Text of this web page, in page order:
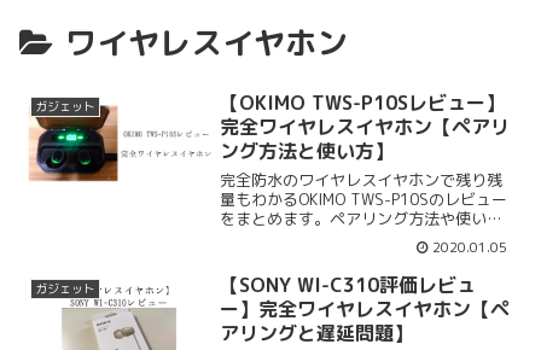
ワイヤレスイヤホン
ガジェット
【OKIMO TWS-P10Sレビュー】
完全ワイヤレスイヤホン【ペアリ
ング方法と使い方】
完全防水のワイヤレスイヤホンで残り残
量もわかるOKIMO TWS-P10Sのレビュー
をまとめます。ペアリング方法や使い方
を紹介。片耳しか聞こえない時はリセッ
トしましょう。OKIMO TWS-P10Sのレビ
ュー、ペアリング、使い方、価格、付属
品をまとめます。
2020.01.05
ガジェット
【SONY WI-C310評価レビュ
ー】完全ワイヤレスイヤホン【ペ
アリングと遅延問題】